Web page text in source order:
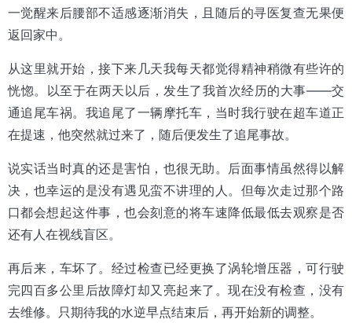
一觉醒来后腰部不适感逐渐消失，且随后的寻医复查无果便
返回家中。
从这里就开始，接下来几天我每天都觉得精神稍微有些许的
恍惚。以至于在两天以后，发生了我首次经历的大事——交
通追尾车祸。我追尾了一辆摩托车，当时我行驶在超车道正
在提速，他突然就过来了，随后便发生了追尾事故。
说实话当时真的还是害怕，也很无助。后面事情虽然得以解
决，也幸运的是没有遇见蛮不讲理的人。但每次走过那个路
口都会想起这件事，也会刻意的将车速降低最低去观察是否
还有人在视线盲区。
再后来，车坏了。经过检查已经更换了涡轮增压器，可行驶
完四百多公里后故障灯却又亮起来了。现在没有检查，没有
去维修。只期待我的水逆早点结束后，再开始新的调整。